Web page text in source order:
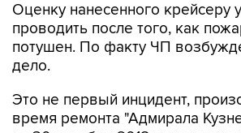
Оценку нанесенного крейсеру
проводить после того, как
потушен. По факту ЧП
дело.
Это не первый инцидент,
время ремонта "Адмирала